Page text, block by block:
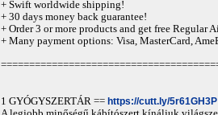
+ Swift worldwide shipping!
+ 30 days money back guarantee!
+ Order 3 or more products and get free Regular
+ Many payment options: Visa, MasterCard,
1 GYÓGYSZERTÁR == https://cutt.ly/5r61GH3P